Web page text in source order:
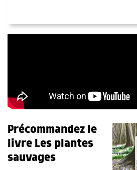
Précommandez le
livre Les plantes
sauvages